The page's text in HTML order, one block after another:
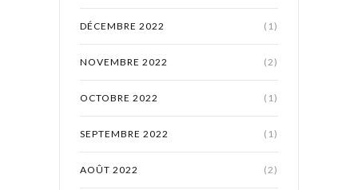
DÉCEMBRE 2022 (1)
NOVEMBRE 2022 (2)
OCTOBRE 2022 (1)
SEPTEMBRE 2022 (1)
AOÛT 2022 (2)